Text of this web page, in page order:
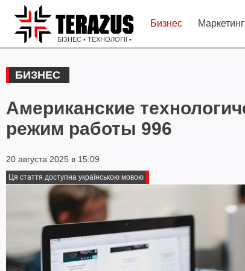
БІЗНЕС • ТЕХНОЛОГІЇ •
ІДЕЇ
Бизнес Маркетинг
БИЗНЕС
Американские
режим работы 996
20 августа 2025 в 15:09
Ця стаття доступна українською мовою